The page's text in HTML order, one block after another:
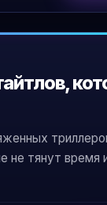
не тянут время